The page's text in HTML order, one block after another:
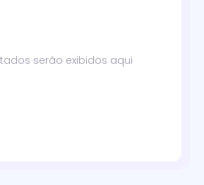
serão exibidos aqui